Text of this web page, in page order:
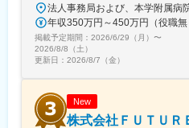
掲載予定期間： 2026/6/29（月） 〜
2026/8/8（土）
更新日： 2026/8/7（金）
New
株式会社ＦＵＴＵＲ